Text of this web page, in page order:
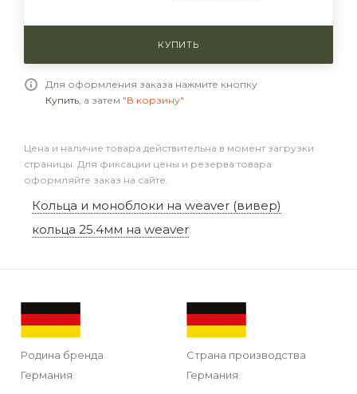
КУПИТЬ
Для оформления заказа нажмите кнопку
Купить, а затем "В корзину"
Цена и наличие товара действительна в момент загрузки
страницы. Для фиксации цены и резерва товара
оформляйте заказ на сайте.
Кольца и моноблоки на weaver (вивер)
кольца 25.4мм на weaver
Родина бренда
Германия
Страна производства
Германия